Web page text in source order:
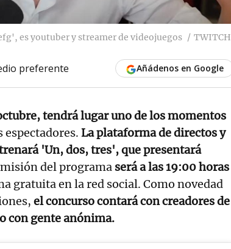
es youtuber y streamer de videojuegos TWITCH
preferente Añádenos en Google
tendrá lugar uno de los momentos
espectadores. La plataforma de directos y
'Un, dos, tres', que presentará
del programa será a las 19:00 horas
gratuita en la red social. Como novedad
el concurso contará con creadores de
con gente anónima.